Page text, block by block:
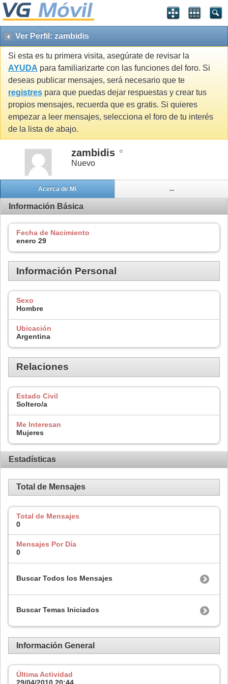
Ver Perfil: zambidis
Si esta es tu primera visita, asegúrate de revisar la
AYUDA para familiarizarte con las funciones del foro. Si
deseas publicar mensajes, será necesario que te
registres para que puedas dejar respuestas y crear tus
propios mensajes, recuerda que es gratis. Si quieres
empezar a leer mensajes, selecciona el foro de tu interés
de la lista de abajo.
zambidis
Nuevo
Acerca de Mí ...
Información Básica
Fecha de Nacimiento
enero 29
Información Personal
Sexo
Hombre
Ubicación
Argentina
Relaciones
Estado Civil
Soltero/a
Me Interesan
Mujeres
Estadísticas
Total de Mensajes
Total de Mensajes
0
Mensajes Por Día
0
Buscar Todos los Mensajes
Buscar Temas Iniciados
Información General
Última Actividad